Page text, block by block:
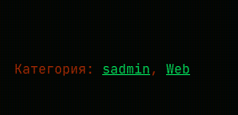
Категория: sadmin, Web